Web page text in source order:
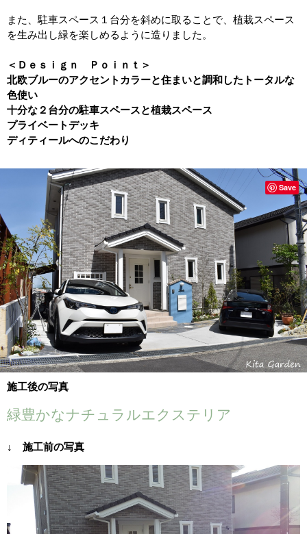
また、駐車スペース１台分を斜めに取ることで、植栽スペース
を生み出し緑を楽しめるように造りました。
＜Ｄｅｓｉｇｎ Ｐｏｉｎｔ＞
北欧ブルーのアクセントカラーと住まいと調和したトータルな
色使い
十分な２台分の駐車スペースと植栽スペース
プライベートデッキ
ディティールへのこだわり
施工後の写真
緑豊かなナチュラルエクステリア
↓ 施工前の写真
Save